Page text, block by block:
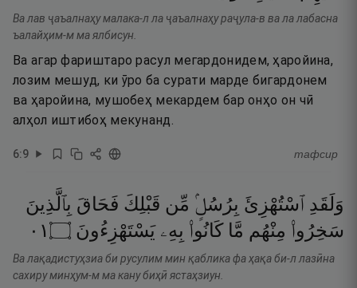
Ва лав ҷаъалнаҳу малака-л ла ҷаъалнаҳу раҷула-в ва ла лабасна
ъалайҳим-м ма ялбисун.
Ва агар фариштаро расул мегардонидем, ҳаройина,
лозим мешуд, ки ӯро ба сурати марде бигардонем
ва ҳаройина, мушобеҳ мекардем бар онҳо он чӣ
алҳол иштибоҳ мекунанд.
6:9 тафсир
وَلَقَدِ ٱسْتُهْزِئَ بِرُسُلٍۢ مِّن قَبْلِكَ فَحَاقَ بِٱلَّذِينَ
سَخِرُوا۟ مِنْهُم مَّا كَانُوا۟ بِهِۦ يَسْتَهْزِءُونَ ۝١٠
Ва лақадистуҳзиа би русулим мин қаблика фа ҳақа би-л лазӣна
сахиру минҳум-м ма кану биҳӣ ястаҳзиун.